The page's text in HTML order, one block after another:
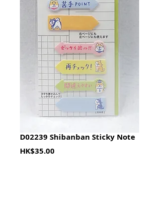
D02239 Shibanban Sticky Note
HK$35.00